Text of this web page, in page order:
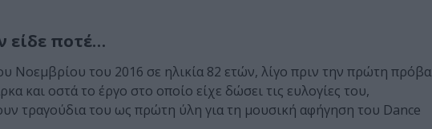
είδε ποτέ…
Νοεμβρίου του 2016 σε ηλικία 82 ετών, λίγο πριν την πρώτη πρόβα
και οστά το έργο στο οποίο είχε δώσει τις ευλογίες του,
τραγούδια του ως πρώτη ύλη για τη μουσική αφήγηση του Dance